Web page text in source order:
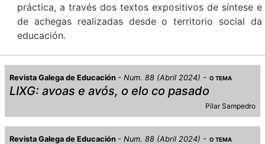
práctica, a través dos textos expositivos de síntese e
de achegas realizadas desde o territorio social da
educación.
Revista Galega de Educación Num. 88 (Abril 2024) O TEMA
LIXG: avoas e avós, o elo co pasado
Pilar Sampedro
Revista Galega de Educación Num. 88 (Abril 2024) O TEMA